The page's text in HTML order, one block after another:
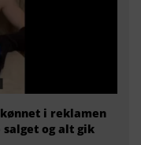
i reklamen
og alt gik